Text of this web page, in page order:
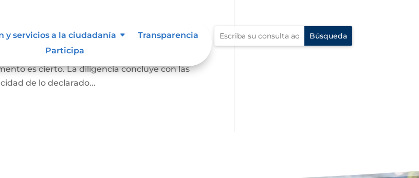
y servicios a la ciudadanía
Transparencia
Participa
acudir ante el notario para declarar que
es cierto. La diligencia concluye con las
de lo declarado...